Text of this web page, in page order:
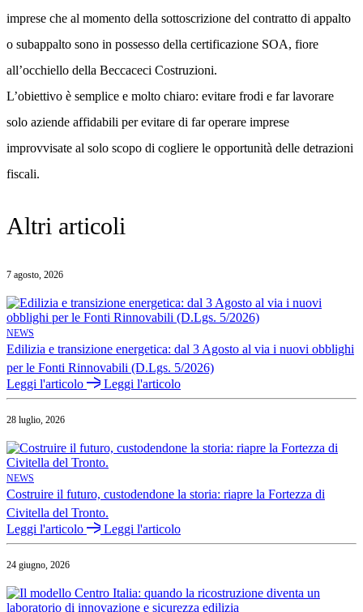
imprese che al momento della sottoscrizione del contratto di appalto
o subappalto sono in possesso della certificazione SOA, fiore
all’occhiello della Beccaceci Costruzioni.
L’obiettivo è semplice e molto chiaro: evitare frodi e far lavorare
solo aziende affidabili per evitare di far operare imprese
improvvisate al solo scopo di cogliere le opportunità delle detrazioni
fiscali.
Altri articoli
7 agosto, 2026
NEWS
Edilizia e transizione energetica: dal 3 Agosto al via i nuovi obblighi
per le Fonti Rinnovabili (D.Lgs. 5/2026)
Leggi l'articolo
Leggi l'articolo
28 luglio, 2026
NEWS
Costruire il futuro, custodendone la storia: riapre la Fortezza di
Civitella del Tronto.
Leggi l'articolo
Leggi l'articolo
24 giugno, 2026